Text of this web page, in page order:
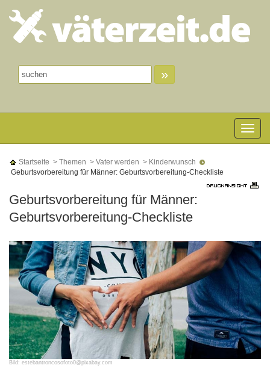
»
Toggle
Startseite > Themen > Vater werden > Kinderwunsch
Geburtsvorbereitung für Männer: Geburtsvorbereitung-Checkliste
Geburtsvorbereitung für Männer:
Geburtsvorbereitung-Checkliste
Bild: estebantroncosofoto0@pixabay.com